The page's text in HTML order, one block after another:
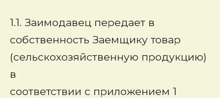
1.1. Заимодавец передает в
собственность Заемщику товар
(сельскохозяйственную продукцию)
в
соответствии с приложением 1